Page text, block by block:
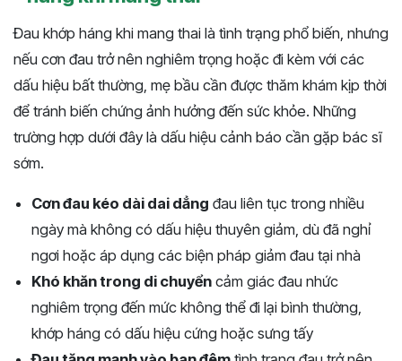
Đau khớp háng khi mang thai là tình trạng phổ biến, nhưng
nếu cơn đau trở nên nghiêm trọng hoặc đi kèm với các
dấu hiệu bất thường, mẹ bầu cần được thăm khám kịp thời
để tránh biến chứng ảnh hưởng đến sức khỏe. Những
trường hợp dưới đây là dấu hiệu cảnh báo cần gặp bác sĩ
sớm.
Cơn đau kéo dài dai dẳng đau liên tục trong nhiều
ngày mà không có dấu hiệu thuyên giảm, dù đã nghỉ
ngơi hoặc áp dụng các biện pháp giảm đau tại nhà
Khó khăn trong di chuyển cảm giác đau nhức
nghiêm trọng đến mức không thể đi lại bình thường,
khớp háng có dấu hiệu cứng hoặc sưng tấy